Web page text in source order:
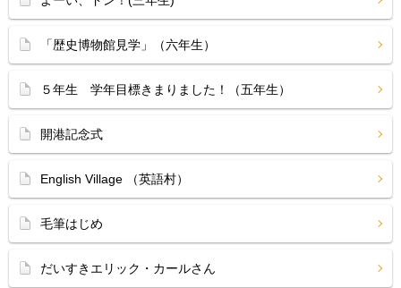
「歴史博物館見学」（六年生）
５年生 学年目標きまりました！（五年生）
開港記念式
English Village （英語村）
毛筆はじめ
だいすきエリック・カールさん